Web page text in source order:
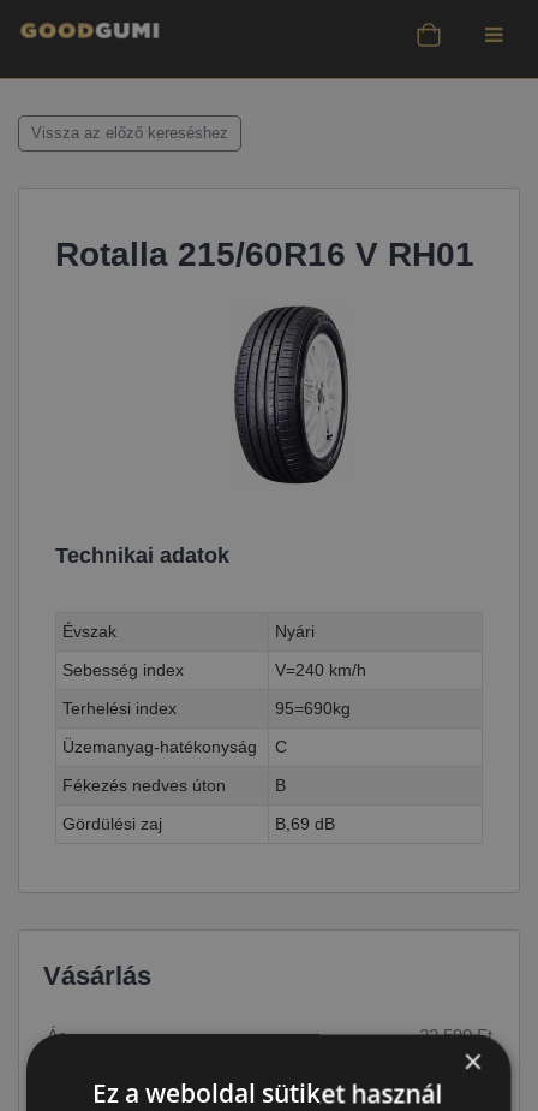
Vissza az előző kereséshez
Rotalla 215/60R16 V RH01
Technikai adatok
Évszak
Nyári
Sebesség index
V=240 km/h
Terhelési index
95=690kg
Üzemanyag-hatékonyság
C
Fékezés nedves úton
B
Gördülési zaj
B,69 dB
Vásárlás
Ár 22 590 Ft
Raktáron:
×
Ez a weboldal sütiket használ